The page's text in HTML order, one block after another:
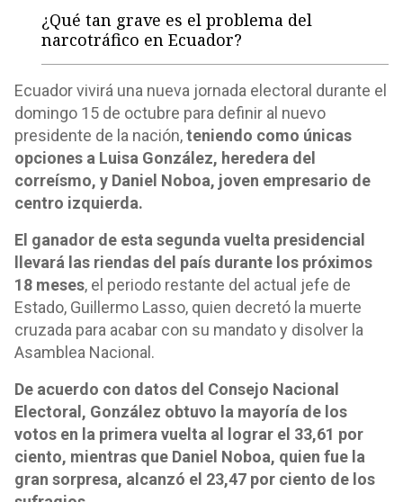
¿Qué tan grave es el problema del
narcotráfico en Ecuador?
Ecuador vivirá una nueva jornada electoral durante el
domingo 15 de octubre para definir al nuevo
presidente de la nación,teniendo como únicas
opciones a Luisa González, heredera del
correísmo, y Daniel Noboa, joven empresario de
centro izquierda.
El ganador de esta segunda vuelta presidencial
llevará las riendas del país durante los próximos
18 meses, el periodo restante del actual jefe de
Estado, Guillermo Lasso, quien decretó la muerte
cruzada para acabar con su mandato y disolver la
Asamblea Nacional.
De acuerdo con datos del Consejo Nacional
Electoral, González obtuvo la mayoría de los
votos en la primera vuelta al lograr el 33,61 por
ciento, mientras que Daniel Noboa, quien fue la
gran sorpresa, alcanzó el 23,47 por ciento de los